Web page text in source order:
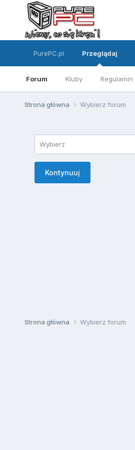
PurePC.pl Przeglądaj
Forum Kluby Regulamin
Strona główna Wybierz forum
Wybierz
Kontynuuj
Strona główna Wybierz forum